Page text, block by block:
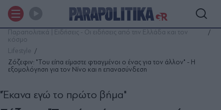
Παραπολιτικά | Ειδήσεις - Οι ειδήσεις από την Ελλάδα και τον
κόσμο
Lifestyle
Ζόζεφιν: "Του είπα είμαστε φτιαγμένοι ο ένας για τον άλλον" - Η
εξομολόγηση για τον Νίνο και η επανασύνδεση
"Έκανα εγώ το πρώτο βήμα"